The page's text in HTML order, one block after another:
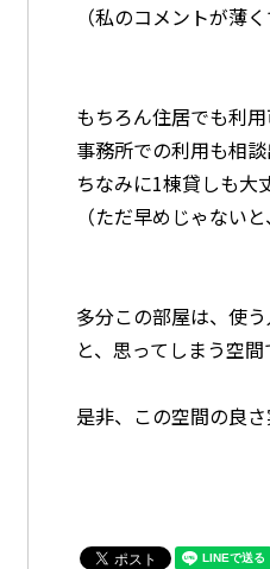
（私のコメントが薄
もちろん住居でも利用
事務所での利用も相談
ちなみに1棟貸しも大
（ただ早めじゃない
多分この部屋は、使
と、思ってしまう空間
是非、この空間の良